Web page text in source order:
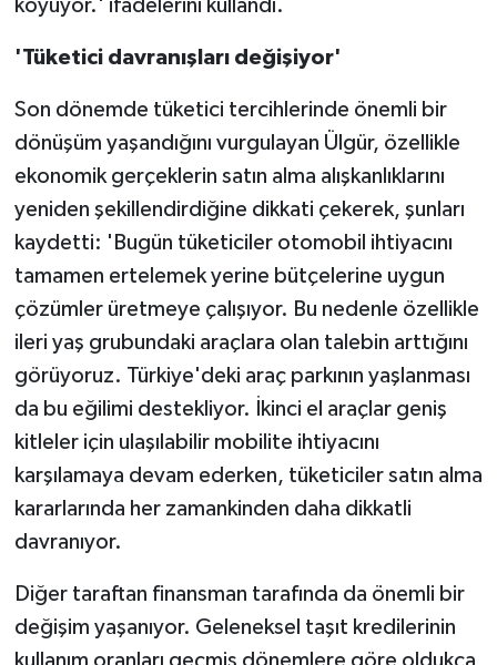
koyuyor.' ifadelerini kullandı.
'Tüketici davranışları değişiyor'
Son dönemde tüketici tercihlerinde önemli bir
dönüşüm yaşandığını vurgulayan Ülgür, özellikle
ekonomik gerçeklerin satın alma alışkanlıklarını
yeniden şekillendirdiğine dikkati çekerek, şunları
kaydetti: 'Bugün tüketiciler otomobil ihtiyacını
tamamen ertelemek yerine bütçelerine uygun
çözümler üretmeye çalışıyor. Bu nedenle özellikle
ileri yaş grubundaki araçlara olan talebin arttığını
görüyoruz. Türkiye'deki araç parkının yaşlanması
da bu eğilimi destekliyor. İkinci el araçlar geniş
kitleler için ulaşılabilir mobilite ihtiyacını
karşılamaya devam ederken, tüketiciler satın alma
kararlarında her zamankinden daha dikkatli
davranıyor.
Diğer taraftan finansman tarafında da önemli bir
değişim yaşanıyor. Geleneksel taşıt kredilerinin